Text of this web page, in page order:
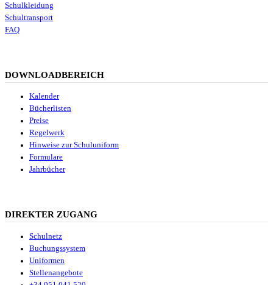
Schulkleidung
Schultransport
FAQ
DOWNLOADBEREICH
Kalender
Bücherlisten
Preise
Regelwerk
Hinweise zur Schuluniform
Formulare
Jahrbücher
DIREKTER ZUGANG
Schulnetz
Buchungssystem
Uniformen
Stellenangebote